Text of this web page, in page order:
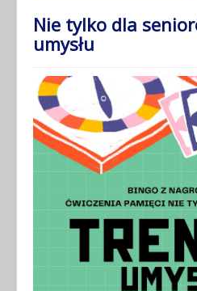
Nie tylko dla
umysłu